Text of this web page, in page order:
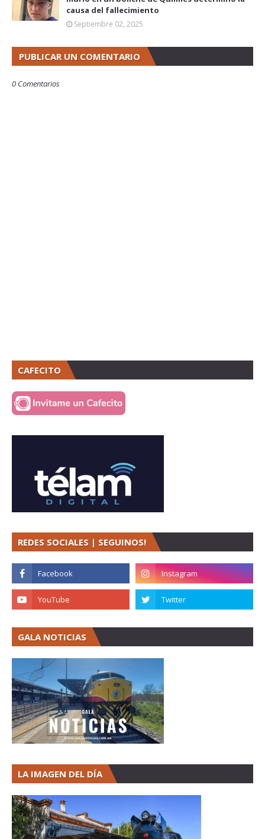
causa del fallecimiento
Septiembre 02, 2025
PUBLICAR UN COMENTARIO
0 Comentarios
CAFECITO
REDES SOCIALES | SEGUINOS!
GALA NOTICIAS
LA IMAGEN DEL DÍA